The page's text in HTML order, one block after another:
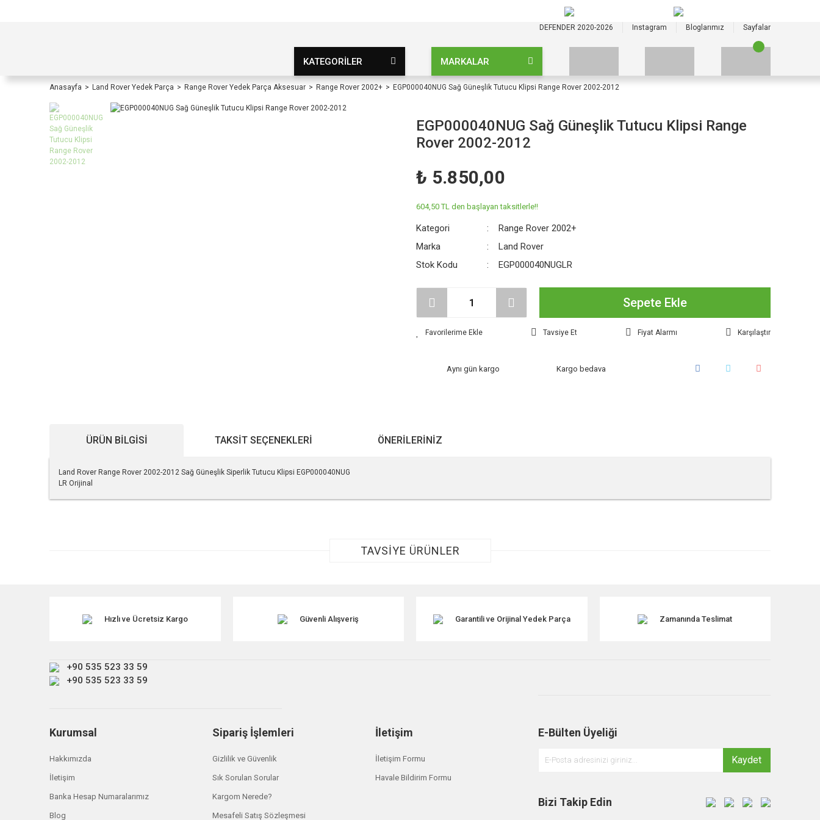
DEFENDER 2020-2026 Instagram Bloglarımız Sayfalar
KATEGORİLER MARKALAR
Anasayfa Land Rover Yedek Parça Range Rover Yedek Parça Aksesuar Range Rover 2002+ EGP000040NUG Sağ Güneşlik Tutucu Klipsi Range Rover 2002-2012
EGP000040NUG Sağ Güneşlik Tutucu Klipsi Range
Rover 2002-2012
₺ 5.850,00
604,50 TL den başlayan taksitlerle!!
Kategori
Range Rover 2002+
Marka
Land Rover
Stok Kodu
EGP000040NUGLR
Sepete Ekle
Tavsiye Et Fiyat Alarmı Karşılaştır
Aynı gün kargo Kargo bedava
ÜRÜN BILGISI TAKSIT SEÇENEKLERI ÖNERILERINIZ
Land Rover Range Rover 2002-2012 Sağ Güneşlik Siperlik Tutucu Klipsi EGP000040NUG
LR Orijinal
Bu ürüne benzer farklı alternatifler olmalı.
TAVSİYE ÜRÜNLER
Hızlı ve Ücretsiz Kargo Güvenli Alışveriş Garantili ve Orijinal Yedek Parça Zamanında Teslimat
+90 535 523 33 59
+90 535 523 33 59
Kurumsal
Hakkımızda
İletişim
Banka Hesap Numaralarımız
Blog
Sipariş İşlemleri
Gizlilik ve Güvenlik
Sık Sorulan Sorular
Kargom Nerede?
Mesafeli Satış Sözleşmesi
İletişim
İletişim Formu
Havale Bildirim Formu
E-Bülten Üyeliği
Kaydet
Bizi Takip Edin